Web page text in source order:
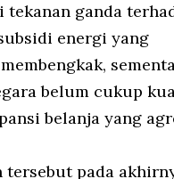
tekanan ganda
energi yang
belum cukup
belanja yang
tersebut pada